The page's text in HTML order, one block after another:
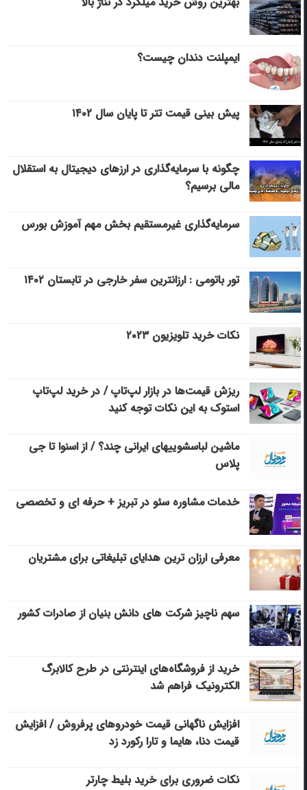
ایمپلنت دندان چیست؟
پیش بینی قیمت تتر تا پایان سال ۱۴۰۲
چگونه با سرمایه‌گذاری در ارزهای دیجیتال به استقلال
مالی برسیم؟
سرمایه‌گذاری غیرمستقیم بخش مهم آموزش بورس
تور باتومی : ارزانترین سفر خارجی در تابستان ۱۴۰۲
نکات خرید تلویزیون ۲۰۲۳
ریزش قیمت‌ها در بازار لپ‌تاپ / در خرید لپ‌تاپ
استوک به این نکات توجه کنید
ماشین لباسشویی‎های ایرانی چند؟ / از اسنوا تا جی
پلاس
خدمات مشاوره سئو در تبریز + حرفه ای و تخصصی
معرفی ارزان ترین هدایای تبلیغاتی برای مشتریان
سهم ناچیز شرکت های دانش بنیان از صادرات کشور
خرید از فروشگاه‌های اینترنتی در طرح کالابرگ
الکترونیک فراهم شد
افزایش ناگهانی قیمت خودروهای پرفروش / افزایش
قیمت دنا، هایما و تارا رکورد زد
نکات ضروری برای خرید بلیط چارتر